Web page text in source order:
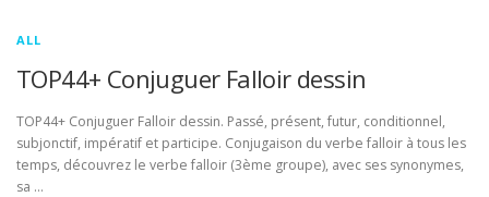
ALL
TOP44+ Conjuguer Falloir dessin
TOP44+ Conjuguer Falloir dessin. Passé, présent, futur, conditionnel,
subjonctif, impératif et participe. Conjugaison du verbe falloir à tous les
temps, découvrez le verbe falloir (3ème groupe), avec ses synonymes,
sa …